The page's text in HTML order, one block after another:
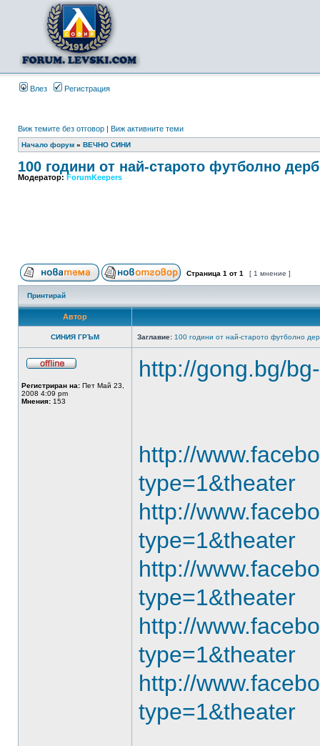
Влез Регистрация
Виж темите без отговор | Виж активните теми
Начало форум » ВЕЧНО СИНИ
100 години от най-старото футболно
Модератор: ForumKeepers
Страница 1 от 1 [ 1 мнение ]
Принтирай
Автор
СИНИЯ ГРЪМ Заглавие: 100 години от най-старото футболно
Регистриран на: Пет Май 23,
2008 4:09 pm
Мнения: 153
http://gong.bg/
http://
type=1&theater
http://
type=1&theater
http://
type=1&theater
http://
type=1&theater
http://
type=1&theater